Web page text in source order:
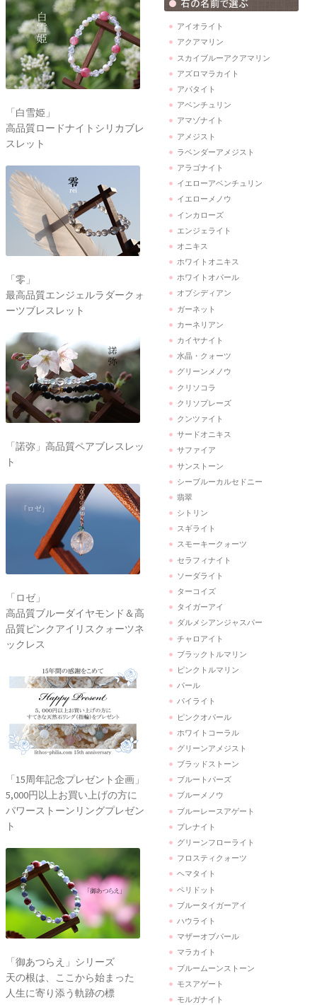
「白雪姫」
高品質ロードナイトシリカブレ
スレット
「零」
最高品質エンジェルラダークォ
ーツブレスレット
「諾弥」高品質ペアブレスレッ
ト
「ロゼ」
高品質ブルーダイヤモンド＆高
品質ピンクアイリスクォーツネ
ックレス
「15周年記念プレゼント企画」
5,000円以上お買い上げの方に
パワーストーンリングプレゼン
ト
「御あつらえ」シリーズ
天の根は、ここから始まった
人生に寄り添う軌跡の標
アイオライト
アクアマリン
スカイブルーアクアマリン
アズロマラカイト
アパタイト
アベンチュリン
アマゾナイト
アメジスト
ラベンダーアメジスト
アラゴナイト
イエローアベンチュリン
イエローメノウ
インカローズ
エンジェライト
オニキス
ホワイトオニキス
ホワイトオパール
オブシディアン
ガーネット
カーネリアン
カイヤナイト
水晶・クォーツ
グリーンメノウ
クリソコラ
クリソプレーズ
クンツァイト
サードオニキス
サファイア
サンストーン
シーブルーカルセドニー
翡翠
シトリン
スギライト
スモーキークォーツ
セラフィナイト
ソーダライト
ターコイズ
タイガーアイ
ダルメシアンジャスパー
チャロアイト
ブラックトルマリン
ピンクトルマリン
パール
パイライト
ピンクオパール
ホワイトコーラル
グリーンアメジスト
ブラッドストーン
ブルートパーズ
ブルーメノウ
ブルーレースアゲート
プレナイト
グリーンフローライト
フロスティクォーツ
ヘマタイト
ペリドット
ブルータイガーアイ
ハウライト
マザーオブパール
マラカイト
ブルームーンストーン
モスアゲート
モルガナイト